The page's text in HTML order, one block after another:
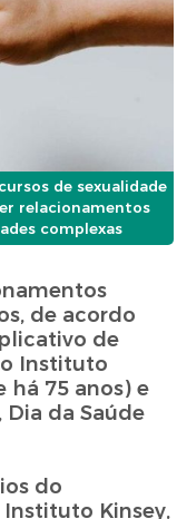
de sexualidade
relacionamentos
complexas
de acordo
de
Instituto
há 75 anos) e
da Saúde
do
Kinsey,